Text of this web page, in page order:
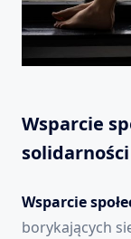
Wsparcie
Wsparcie
borykających